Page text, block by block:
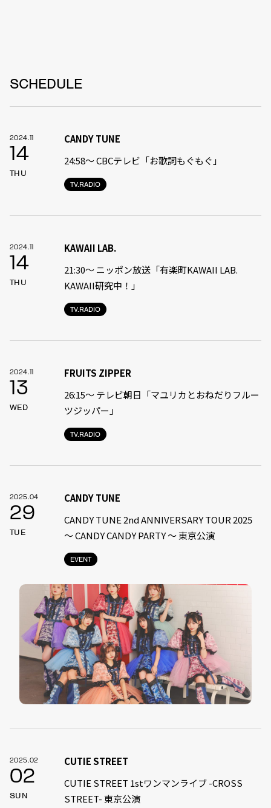
SCHEDULE
2024.11
14
THU
TV.RADIO
CANDY TUNE
24:58〜 CBCテレビ「お歌詞もぐもぐ」
2024.11
14
THU
TV.RADIO
KAWAII LAB.
21:30〜 ニッポン放送「有楽町KAWAII LAB.
KAWAII研究中！」
2024.11
13
WED
TV.RADIO
FRUITS ZIPPER
26:15～ テレビ朝日「マユリカとおねだりフルー
ツジッパー」
2025.04
29
TUE
EVENT
CANDY TUNE
CANDY TUNE 2nd ANNIVERSARY TOUR 2025
〜 CANDY CANDY PARTY 〜 東京公演
2025.02
02
SUN
CUTIE STREET
CUTIE STREET 1stワンマンライブ -CROSS
STREET- 東京公演